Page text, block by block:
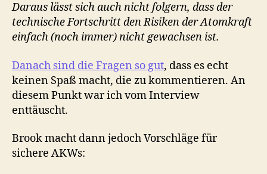
Daraus lässt sich auch nicht folgern, dass der
technische Fortschritt den Risiken der Atomkraft
einfach (noch immer) nicht gewachsen ist.
Danach sind die Fragen so gut, dass es echt
keinen Spaß macht, die zu kommentieren. An
diesem Punkt war ich vom Interview
enttäuscht.
Brook macht dann jedoch Vorschläge für
sichere AKWs: